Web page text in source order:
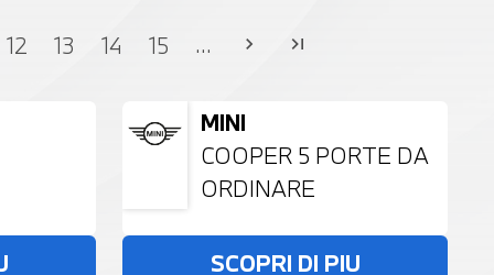
12 13 14 15 ... chevron_right last_page
MINI
COOPER 5 PORTE DA
ORDINARE
SCOPRI DI PIU